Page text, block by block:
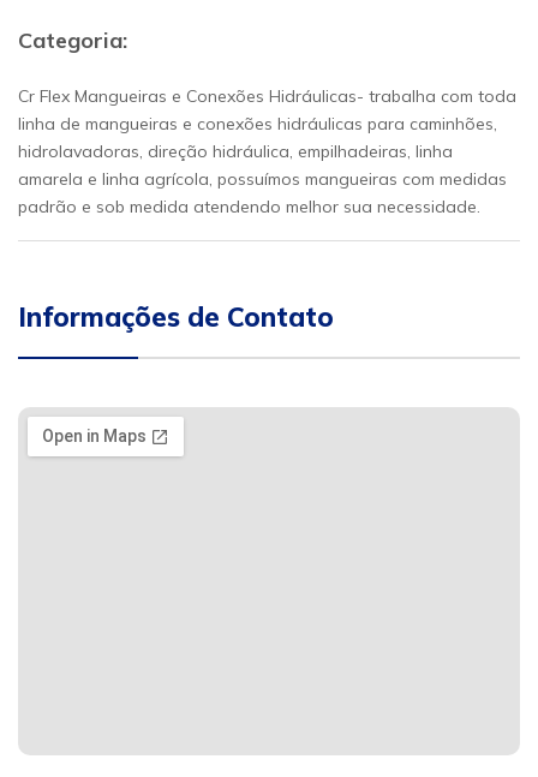
Categoria:
Cr Flex Mangueiras e Conexões Hidráulicas- trabalha com toda
linha de mangueiras e conexões hidráulicas para caminhões,
hidrolavadoras, direção hidráulica, empilhadeiras, linha
amarela e linha agrícola, possuímos mangueiras com medidas
padrão e sob medida atendendo melhor sua necessidade.
Informações de Contato